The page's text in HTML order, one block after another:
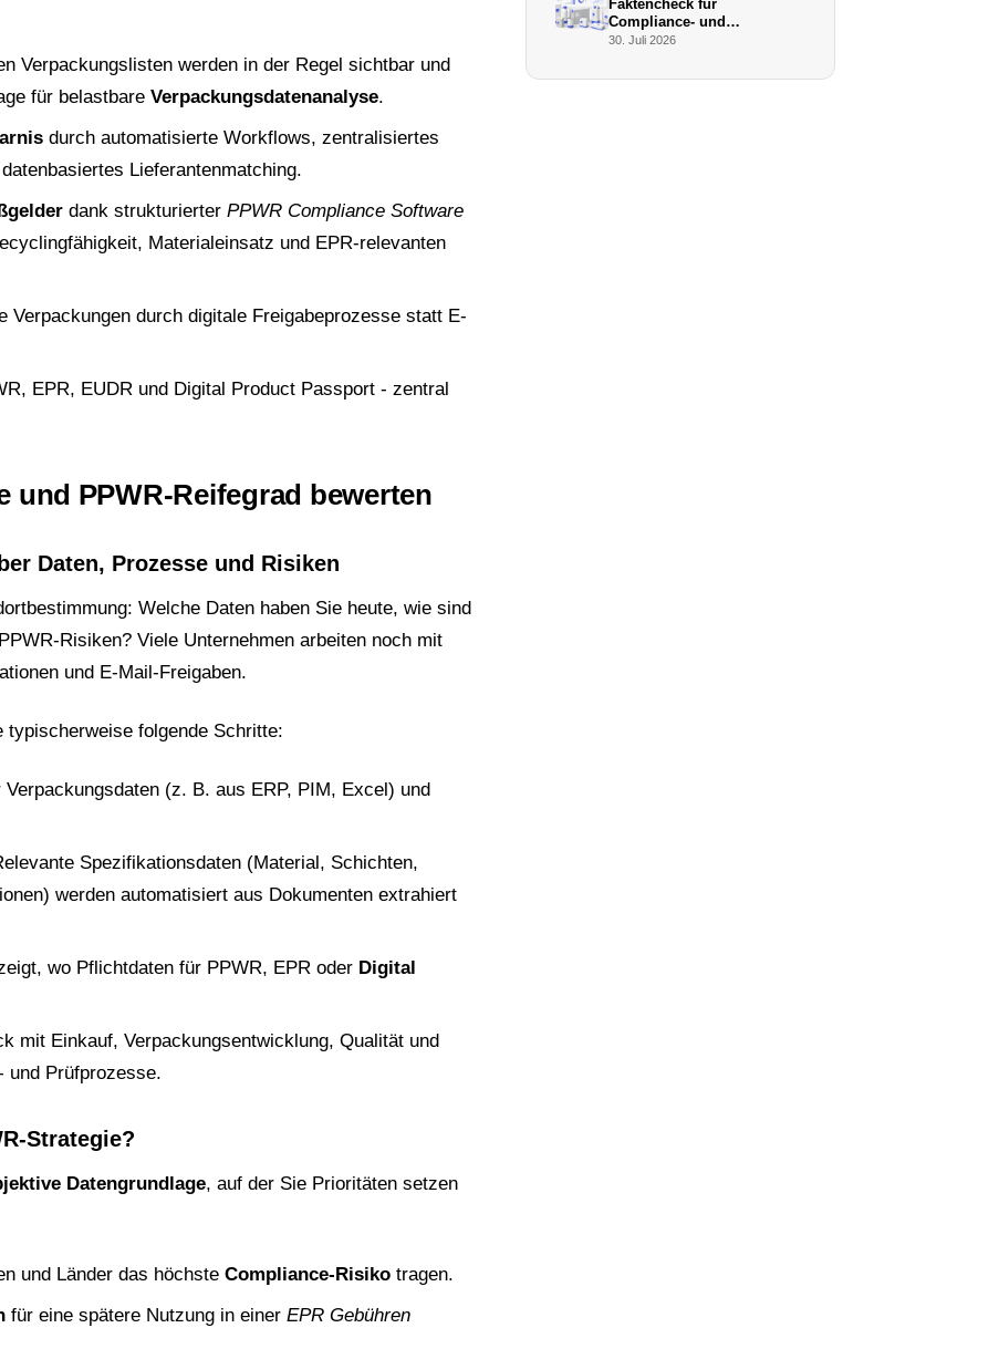
Verpackungslisten werden in der Regel sichtbar und
für belastbare Verpackungsdatenanalyse.
durch automatisierte Workflows, zentralisiertes
Lieferantenmatching.
dank strukturierter PPWR Compliance Software
Materialeinsatz und EPR-relevanten
Verpackungen durch digitale Freigabeprozesse statt E-
EPR, EUDR und Digital Product Passport - zentral
und PPWR-Reifegrad bewerten
Daten, Prozesse und Risiken
Welche Daten haben Sie heute, wie sind
Risiken? Viele Unternehmen arbeiten noch mit
und E-Mail-Freigaben.
typischerweise folgende Schritte:
Verpackungsdaten (z. B. aus ERP, PIM, Excel) und
Spezifikationsdaten (Material, Schichten,
werden automatisiert aus Dokumenten extrahiert
wo Pflichtdaten für PPWR, EPR oder Digital
mit Einkauf, Verpackungsentwicklung, Qualität und
und Prüfprozesse.
Strategie?
Datengrundlage, auf der Sie Prioritäten setzen
und Länder das höchste Compliance-Risiko tragen.
für eine spätere Nutzung in einer EPR Gebühren
Faktencheck für
Compliance- und
Verpackungsmanager (Juli
30. Juli 2026